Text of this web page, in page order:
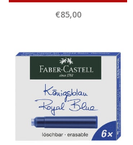
€85,00